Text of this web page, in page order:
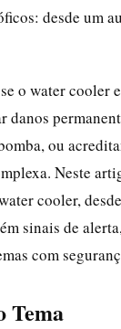
desde um
o water cooler
danos
ou
Neste
cooler,
sinais de
com
Tema